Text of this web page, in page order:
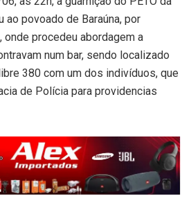
ao povoado de Baraúna, por
onde procedeu abordagem a
num bar, sendo localizado
380 com um dos indivíduos, que
de Polícia para providencias